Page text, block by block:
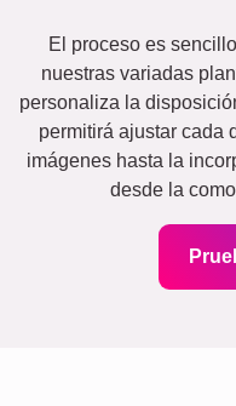
El proceso es
nuestras variadas
personaliza la
permitirá ajustar cada
imágenes hasta la
desde la